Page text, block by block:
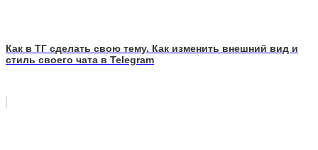
Как в ТГ сделать свою тему. Как изменить внешний вид и
стиль своего чата в Telegram